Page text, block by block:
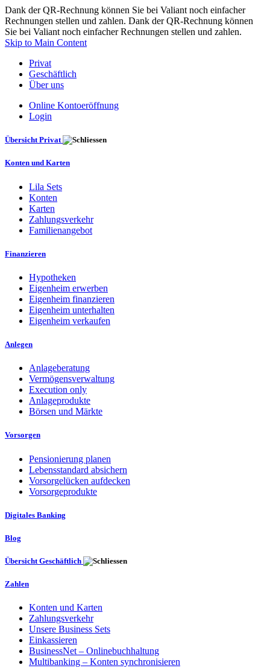
Dank der QR-Rechnung können Sie bei Valiant noch einfacher
Rechnungen stellen und zahlen. Dank der QR-Rechnung können
Sie bei Valiant noch einfacher Rechnungen stellen und zahlen.
Skip to Main Content
Privat
Geschäftlich
Über uns
Online Kontoeröffnung
Login
Übersicht Privat
Konten und Karten
Lila Sets
Konten
Karten
Zahlungsverkehr
Familienangebot
Finanzieren
Hypotheken
Eigenheim erwerben
Eigenheim finanzieren
Eigenheim unterhalten
Eigenheim verkaufen
Anlegen
Anlageberatung
Vermögensverwaltung
Execution only
Anlageprodukte
Börsen und Märkte
Vorsorgen
Pensionierung planen
Lebensstandard absichern
Vorsorgelücken aufdecken
Vorsorgeprodukte
Digitales Banking
Blog
Übersicht Geschäftlich
Zahlen
Konten und Karten
Zahlungsverkehr
Unsere Business Sets
Einkassieren
BusinessNet – Onlinebuchhaltung
Multibanking – Konten synchronisieren